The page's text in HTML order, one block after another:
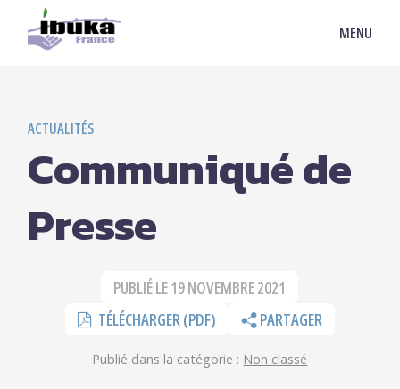
MENU
ACTUALITÉS
Communiqué de
Presse
PUBLIÉ LE19 NOVEMBRE 2021
TÉLÉCHARGER (PDF)
PARTAGER
Publié dans la catégorie : Non classé